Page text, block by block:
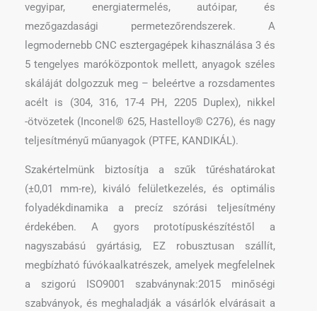
vegyipar, energiatermelés, autóipar, és
mezőgazdasági permetezőrendszerek. A
legmodernebb CNC esztergagépek kihasználása 3 és
5 tengelyes maróközpontok mellett, anyagok széles
skáláját dolgozzuk meg – beleértve a rozsdamentes
acélt is (304, 316, 17-4 PH, 2205 Duplex), nikkel
-ötvözetek (Inconel® 625, Hastelloy® C276), és nagy
teljesítményű műanyagok (PTFE, KANDIKÁL).
Szakértelmünk biztosítja a szűk tűréshatárokat
(±0,01 mm-re), kiváló felületkezelés, és optimális
folyadékdinamika a precíz szórási teljesítmény
érdekében. A gyors prototípuskészítéstől a
nagyszabású gyártásig, EZ robusztusan szállít,
megbízható fúvókaalkatrészek, amelyek megfelelnek
a szigorú ISO9001 szabványnak:2015 minőségi
szabványok, és meghaladják a vásárlók elvárásait a